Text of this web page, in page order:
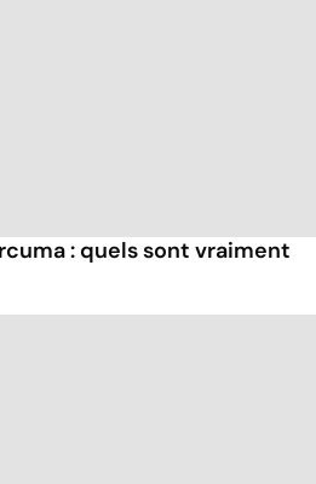
: quels sont vraiment